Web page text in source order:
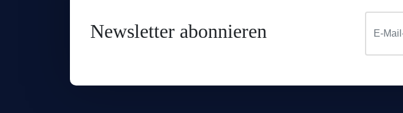
Newsletter abonnieren